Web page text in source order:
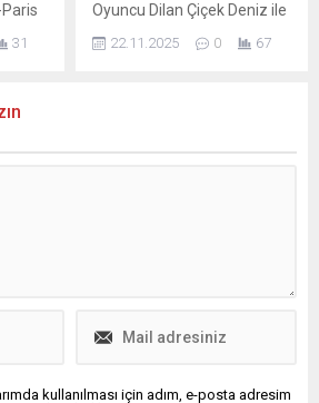
31
Oyuncu Dilan Çiçek Deniz ile
yönetmen Sinan Çetin'in
oğlu Rafael Cemo Çetin'in
22.11.2025 0 67
kullanılması için adım, e-posta adresim